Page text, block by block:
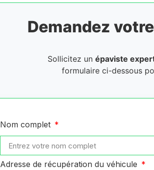
Demandez votre
Sollicitez un épaviste
formulaire ci-dessous
Nom complet
Adresse de récupération du véhicule